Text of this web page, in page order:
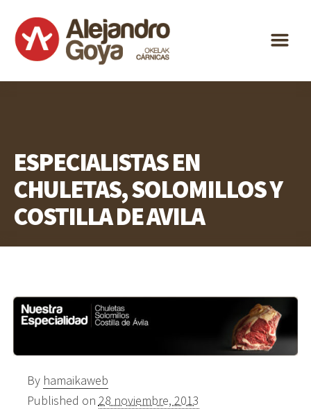
m
ALEJANDRO
GOYA
CONTACTO
EU
ESPECIALISTAS EN
CHULETAS, SOLOMILLOS Y
COSTILLA DE AVILA
By hamaikaweb
Published on 28 noviembre, 2013